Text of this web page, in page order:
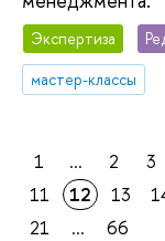
Экспертиза
мастер-классы
1 ... 2 3
11
12 13
21
... 66